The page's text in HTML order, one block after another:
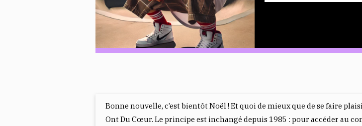
Bonne nouvelle, c’est bientôt Noël ! Et quoi de mieux que de se faire
Ont Du Cœur. Le principe est inchangé depuis 1985 : pour accéder au